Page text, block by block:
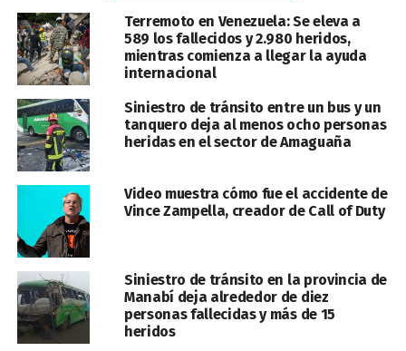
Terremoto en Venezuela: Se eleva a
589 los fallecidos y 2.980 heridos,
mientras comienza a llegar la ayuda
internacional
Siniestro de tránsito entre un bus y un
tanquero deja al menos ocho personas
heridas en el sector de Amaguaña
Video muestra cómo fue el accidente de
Vince Zampella, creador de Call of Duty
Siniestro de tránsito en la provincia de
Manabí deja alrededor de diez
personas fallecidas y más de 15
heridos